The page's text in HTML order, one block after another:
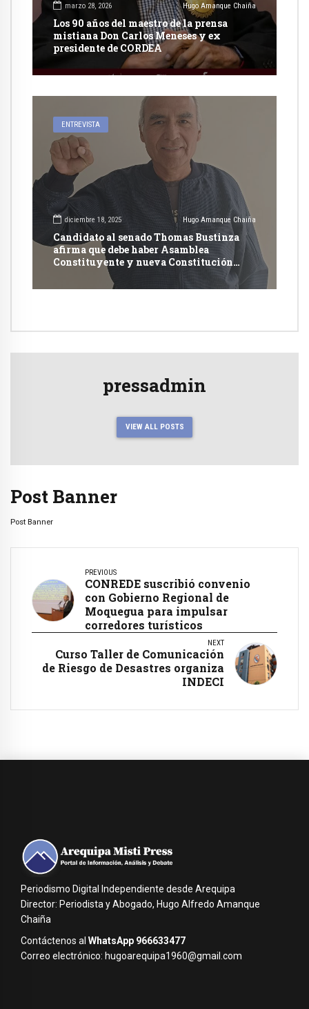
marzo 28, 2026 Hugo Amanque Chaiña
Los 90 años del maestro de la prensa
mistiana Don Carlos Meneses y ex
presidente de CORDEA
ENTREVISTA
diciembre 18, 2025 Hugo Amanque Chaiña
Candidato al senado Thomas Bustinza
afirma que debe haber Asamblea
Constituyente y nueva Constitución
pressadmin
VIEW ALL POSTS
Post Banner
Post Banner
PREVIOUS
CONREDE suscribió convenio
con Gobierno Regional de
Moquegua para impulsar
corredores turísticos
NEXT
Curso Taller de Comunicación
de Riesgo de Desastres organiza
INDECI
Periodismo Digital Independiente desde Arequipa
Director: Periodista y Abogado, Hugo Alfredo Amanque
Chaiña
Contáctenos al WhatsApp 966633477
Correo electrónico: hugoarequipa1960@gmail.com